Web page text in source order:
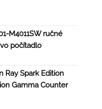
M4011SW ručné
počítadlo
Ray Spark Edition
Gamma Counter